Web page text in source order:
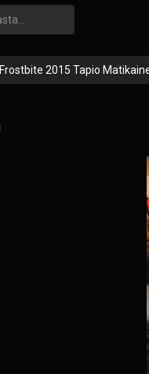
Frostbite 2015 Tapio